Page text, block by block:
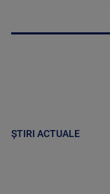
ȘTIRI ACTUALE